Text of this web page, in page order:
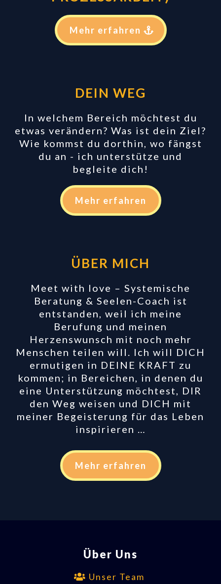
Mehr erfahren
DEIN WEG
In welchem Bereich möchtest du
etwas verändern? Was ist dein Ziel?
Wie kommst du dorthin, wo fängst
du an - ich unterstütze und
begleite dich!
Mehr erfahren
ÜBER MICH
Meet with love – Systemische
Beratung & Seelen-Coach ist
entstanden, weil ich meine
Berufung und meinen
Herzenswunsch mit noch mehr
Menschen teilen will. Ich will DICH
ermutigen in DEINE KRAFT zu
kommen; in Bereichen, in denen du
eine Unterstützung möchtest, DIR
den Weg weisen und DICH mit
meiner Begeisterung für das Leben
inspirieren …
Mehr erfahren
Über Uns
Unser Team